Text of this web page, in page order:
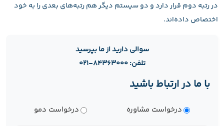
در رتبه دوم قرار دارد و دو سیستم دیگر هم رتبه‌های بعدی را به خود
اختصاص داده‌اند.
سوالی دارید از ما بپرسید
تلفن: ۸۴۳۶۳۰۰۰-۰۲۱
با ما در ارتباط باشید
درخواست مشاوره درخواست دمو